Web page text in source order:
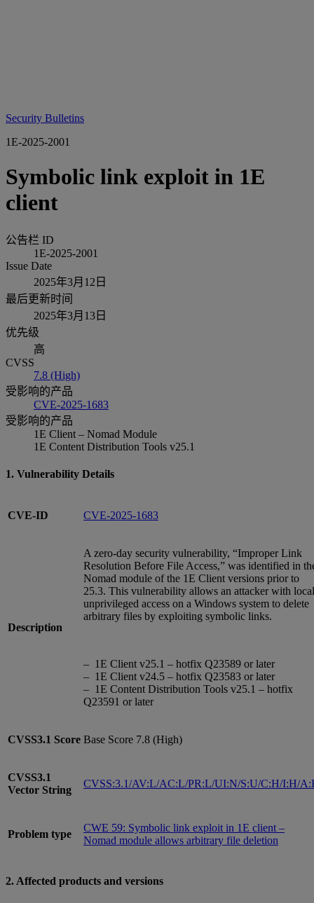
Security Bulletins
1E-2025-2001
Symbolic link exploit in 1E
client
公告栏 ID
1E-2025-2001
Issue Date
2025年3月12日
最后更新时间
2025年3月13日
优先级
高
CVSS
7.8 (High)
受影响的产品
CVE-2025-1683
受影响的产品
1E Client – Nomad Module
1E Content Distribution Tools v25.1
1. Vulnerability Details
CVE-ID CVE-2025-1683
Description
A zero-day security vulnerability, “Improper Link
Resolution Before File Access,” was identified in
Nomad module of the 1E Client versions prior to
25.3. This vulnerability allows an attacker with
unprivileged access on a Windows system to delete
arbitrary files by exploiting symbolic links.
– 1E Client v25.1 – hotfix Q23589 or later
– 1E Client v24.5 – hotfix Q23583 or later
– 1E Content Distribution Tools v25.1 – hotfix
Q23591 or later
CVSS3.1 Score Base Score 7.8 (High)
CVSS3.1
Vector String
CVSS:3.1/AV:L/AC:L/PR:L/UI:N/S:U/C:H/I:H/
Problem type
CWE 59: Symbolic link exploit in 1E client –
Nomad module allows arbitrary file deletion
2. Affected products and versions